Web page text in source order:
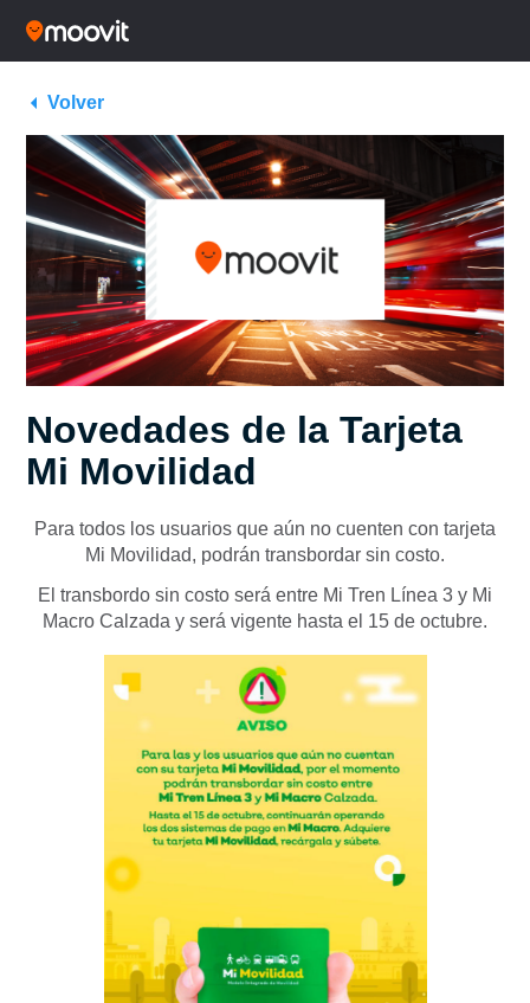
Volver
Novedades de la Tarjeta
Mi Movilidad
Para todos los usuarios que aún no cuenten con tarjeta
Mi Movilidad, podrán transbordar sin costo.
El transbordo sin costo será entre Mi Tren Línea 3 y Mi
Macro Calzada y será vigente hasta el 15 de octubre.